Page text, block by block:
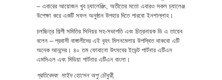
– এবারের আয়োজন খুব চ্যালেঞ্জিং, অতীতের মতো এবারও সকল চ্যালেঞ্জ
উপেক্ষা করে একটি সফল অনুষ্ঠান উপহার দিতে পারবো ইনশাল্লাহ।
চলচ্চিত্র শিল্পী সমিতির সিনিয়র সহ-সভাপতি এবং চিত্রনায়ক ডি এ তায়েব
বলেন – প্রবাসী বাঙ্গালীদের এই বৃহৎ মিলনমেলায় উপস্থিত থাকবো এটি
অনেক আনন্দের। ৪০ তম ফোবানো উৎসবের ইভেন্ট পার্টনার এটিএন
এমসিএল এবং মিডিয়া পার্টনার এটিএন বাংলা।
প্রতিবেদক: সাইদ হোসেন অপু চৌধুরী,